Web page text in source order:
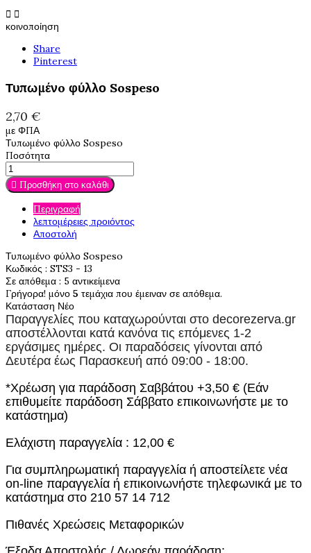
 
κοινοποίηση
Share
Pinterest
Τυπωμένo φύλλο Sospeso
2,70 €
με ΦΠΑ
Τυπωμένo φύλλο Sospeso
Ποσότητα
 Προσθήκη στο καλάθι
Περιγραφή
λεπτομέρειες προιόντος
Αποστολή
Τυπωμένo φύλλο Sospeso
Κωδικός : STS3 - 13
Σε απόθεμα : 5 αντικείμενα
Γρήγορα! μόνο 5 τεμάχια που έμειναν σε απόθεμα.
Κατάσταση Νέο
Παραγγελίες που καταχωρούνται στο decorezerva.gr
αποστέλλονται κατά κανόνα τις επόμενες 1-2
εργάσιμες ημέρες. Οι παραδόσεις γίνονται από
Δευτέρα έως Παρασκευή από 09:00 - 18:00.
*Χρέωση για παράδοση Σαββάτου +3,50 € (Εάν
επιθυμείτε παράδοση Σάββατο επικοινωνήστε με το
κατάστημα)
Ελάχιστη παραγγελία : 12,00 €
Για συμπληρωματική παραγγελία ή αποστείλετε νέα
on-line παραγγελία ή επικοινωνήστε τηλεφωνικά με το
κατάστημα στο 210 57 14 712
Πιθανές Χρεώσεις Μεταφορικών